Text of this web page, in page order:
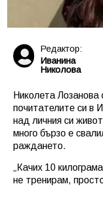
Редактор:
Иванина
Николова
Николета Лозанова
почитателите си в
над личния си
много бързо е
раждането.
„Качих 10
не тренирам,